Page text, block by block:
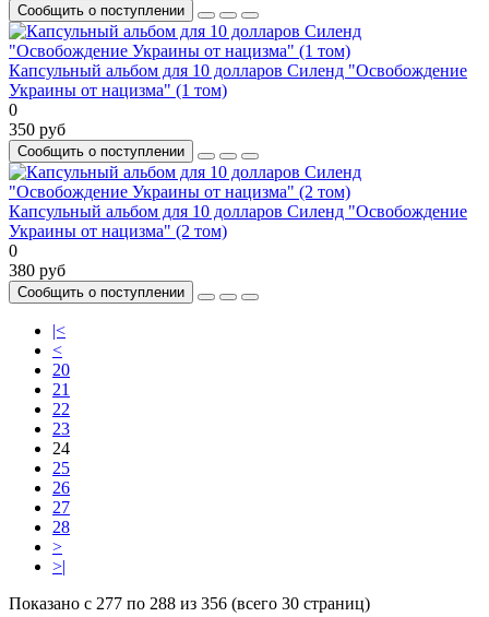
Сообщить о поступлении
Капсульный альбом для 10 долларов Силенд "Освобождение
Украины от нацизма" (1 том)
0
350 руб
Сообщить о поступлении
Капсульный альбом для 10 долларов Силенд "Освобождение
Украины от нацизма" (2 том)
0
380 руб
Сообщить о поступлении
|<
<
20
21
22
23
24
25
26
27
28
>
>|
Показано с 277 по 288 из 356 (всего 30 страниц)